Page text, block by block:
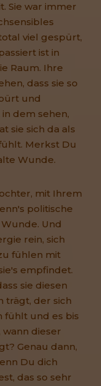
Sie war immer
viel gespürt,
ist in
Raum. Ihre
dass sie so
und
dem sehen,
sie sich da als
Merkst Du
Wunde.
mit Ihrem
politische
Und
rein, sich
fühlen mit
empfindet.
sie diesen
trägt, der sich
fühlt und es bis
dieser
Genau dann,
Du dich
das so sehr